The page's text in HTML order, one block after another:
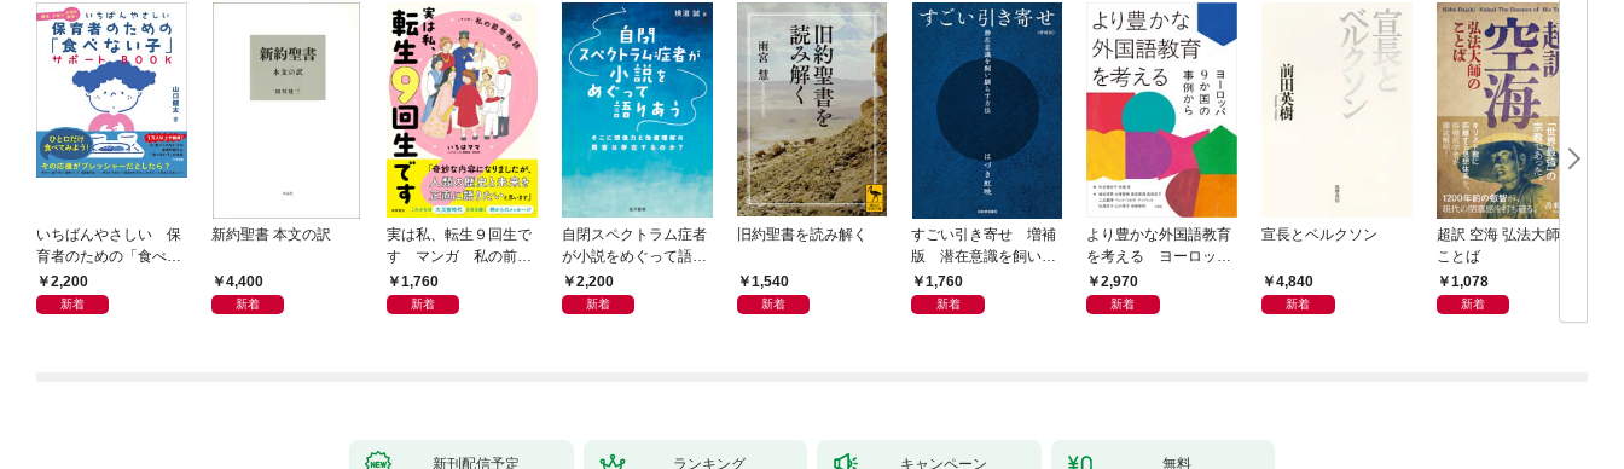
いちばんやさしい 保
育者のための「食べな
い子」サポートＢＯＯ
Ｋ 偏食・少食のお悩
2,200
新着
新約聖書 本文の訳
4,400
新着
実は私、転生９回生で
す マンガ 私の前世
物語1,760
新着
自閉スペクトラム症者
が小説をめぐって語り
あう2,200
新着
旧約聖書を読み解く
1,540
新着
すごい引き寄せ 増補
版 潜在意識を飼い馴
らす方法
1,760
新着
より豊かな外国語教育
を考える ヨーロッパ
9か国の事例から
2,970
新着
宣長とベルクソン
4,840
新着
超訳 空海 弘法大師の
ことば
1,078
新着
新刊配信予定 ランキング キャンペーン 無料